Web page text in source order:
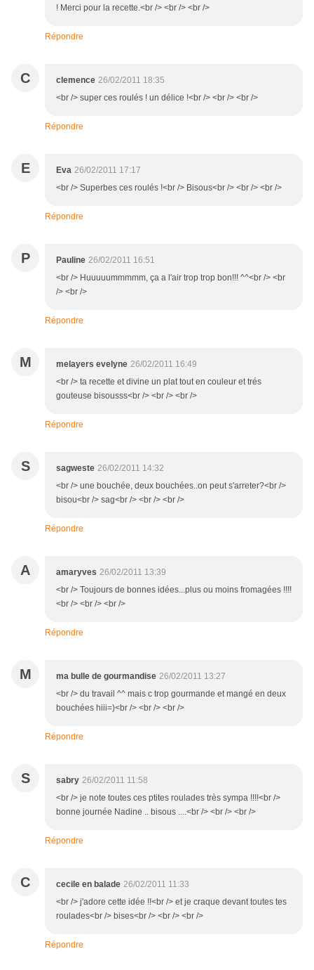
! Merci pour la recette.<br /> <br /> <br />
Répondre
C clemence 26/02/2011 18:35
<br /> super ces roulés ! un délice !<br /> <br /> <br />
Répondre
E Eva 26/02/2011 17:17
<br /> Superbes ces roulés !<br /> Bisous<br /> <br /> <br />
Répondre
P Pauline 26/02/2011 16:51
<br /> Huuuuummmmm, ça a l'air trop trop bon!!! ^^<br /> <br
/> <br />
Répondre
M melayers evelyne 26/02/2011 16:49
<br /> ta recette et divine un plat tout en couleur et trés
gouteuse bisousss<br /> <br /> <br />
Répondre
S sagweste 26/02/2011 14:32
<br /> une bouchée, deux bouchées..on peut s'arreter?<br />
bisou<br /> sag<br /> <br /> <br />
Répondre
A amaryves 26/02/2011 13:39
<br /> Toujours de bonnes idées...plus ou moins fromagées !!!!
<br /> <br /> <br />
Répondre
M ma bulle de gourmandise 26/02/2011 13:27
<br /> du travail ^^ mais c trop gourmande et mangé en deux
bouchées hiii=)<br /> <br /> <br />
Répondre
S sabry 26/02/2011 11:58
<br /> je note toutes ces ptites roulades très sympa !!!!<br />
bonne journée Nadine .. bisous ....<br /> <br /> <br />
Répondre
C cecile en balade 26/02/2011 11:33
<br /> j'adore cette idée !!<br /> et je craque devant toutes tes
roulades<br /> bises<br /> <br /> <br />
Répondre